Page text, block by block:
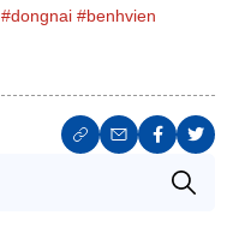
#dongnai #benhvien